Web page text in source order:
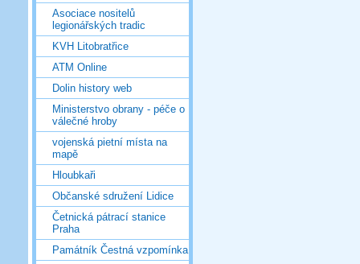
Asociace nositelů
legionářských tradic
KVH Litobratřice
ATM Online
Dolin history web
Ministerstvo obrany - péče o
válečné hroby
vojenská pietní místa na
mapě
Hloubkaři
Občanské sdružení Lidice
Četnická pátrací stanice
Praha
Památník Čestná vzpomínka